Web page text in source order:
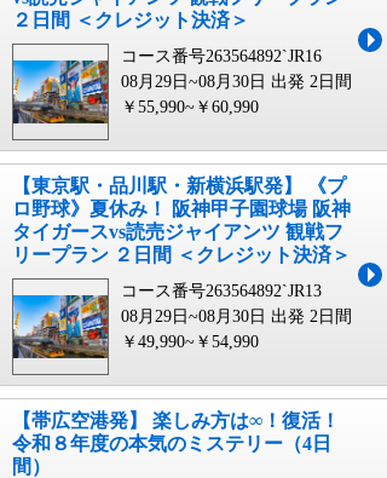
２日間 ＜クレジット決済＞
コース番号263564892`JR16
08月29日~08月30日 出発 2日間
￥55,990~￥60,990
【東京駅・品川駅・新横浜駅発】 《プ
ロ野球》夏休み！ 阪神甲子園球場 阪神
タイガースvs読売ジャイアンツ 観戦フ
リープラン ２日間 ＜クレジット決済＞
コース番号263564892`JR13
08月29日~08月30日 出発 2日間
￥49,990~￥54,990
【帯広空港発】 楽しみ方は∞！復活！
令和８年度の本気のミステリー（4日
間）